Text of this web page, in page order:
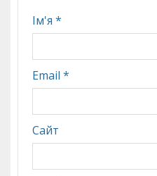
Ім'я *
Email *
Сайт